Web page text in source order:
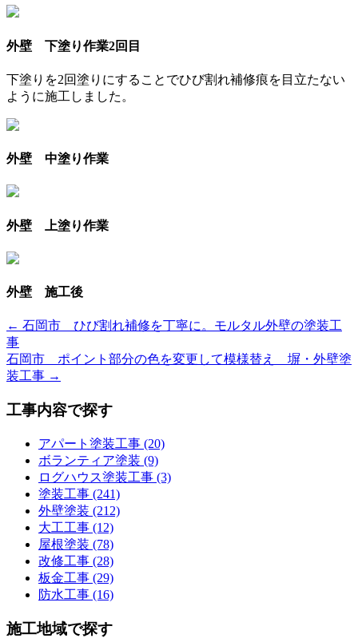
外壁 下塗り作業2回目
下塗りを2回塗りにすることでひび割れ補修痕を目立たない
ように施工しました。
外壁 中塗り作業
外壁 上塗り作業
外壁 施工後
← 石岡市 ひび割れ補修を丁寧に。モルタル外壁の塗装工
事
石岡市 ポイント部分の色を変更して模様替え 塀・外壁塗
装工事 →
工事内容で探す
アパート塗装工事 (20)
ボランティア塗装 (9)
ログハウス塗装工事 (3)
塗装工事 (241)
外壁塗装 (212)
大工工事 (12)
屋根塗装 (78)
改修工事 (28)
板金工事 (29)
防水工事 (16)
施工地域で探す